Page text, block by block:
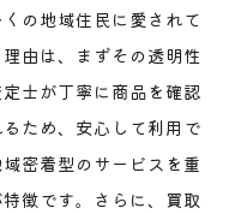
の違い
節別価格変動の理解
行う重要性
戦略
の地域住民に愛されて
由は、まずその透明性
士が丁寧に商品を確認
ため、安心して利用で
密着型のサービスを重
徴です。さらに、買取